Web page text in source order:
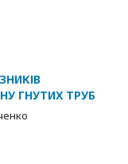
ГНУТИХ ТРУБ